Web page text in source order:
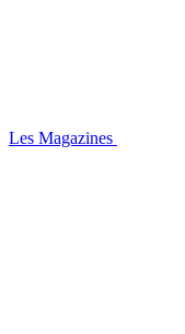
Les Magazines